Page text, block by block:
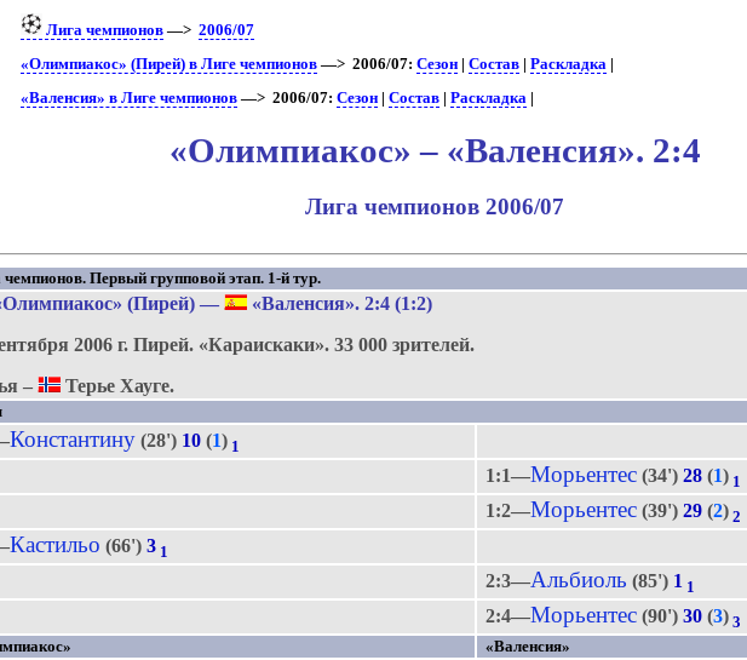
Лига чемпионов —>2006/07
«Олимпиакос» (Пирей) в Лиге чемпионов —> 2006/07:Сезон |Состав |Раскладка |
«Валенсия» в Лиге чемпионов —> 2006/07:Сезон |Состав |Раскладка |
«Олимпиакос» – «Валенсия». 2:4
Лига чемпионов 2006/07
Первый групповой этап. 1-й тур.
(Пирей) — «Валенсия». 2:4 (1:2)
2006 г.Пирей. «Караискаки».33 000 зрителей.
–
Терье Хауге.
Константину (28') 10 (1) 1
1:1—Морьентес (34')28 (1) 1
1:2—Морьентес (39')29 (2) 2
Кастильо (66')3 1
2:3—Альбиоль (85') 1 1
2:4—Морьентес (90')30 (3) 3
«Валенсия»